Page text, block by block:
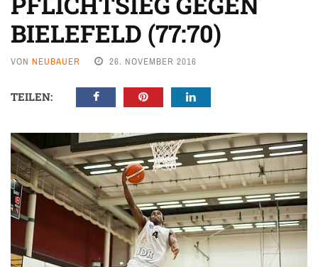
BIELEFELD (77:70)
VON NEUBAUER 26. NOVEMBER 2016
TEILEN: